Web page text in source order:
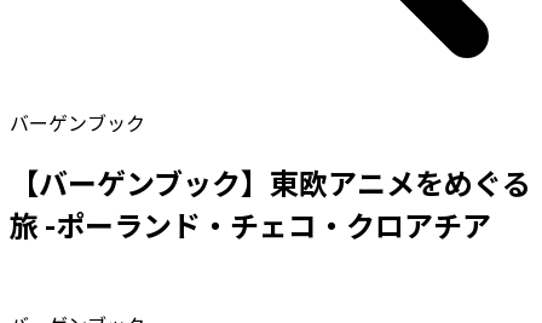
バーゲンブック
【バーゲンブック】東欧アニメをめぐる
旅 -ポーランド・チェコ・クロアチア